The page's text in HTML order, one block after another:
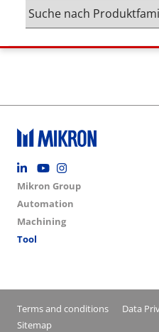
Footer social
Group menu
Mikron Group
Automation
Machining
Tool
Conditions
Terms and conditions Data
Sitemap